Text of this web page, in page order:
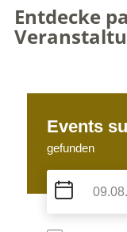
Entdecke
Events
gefunden